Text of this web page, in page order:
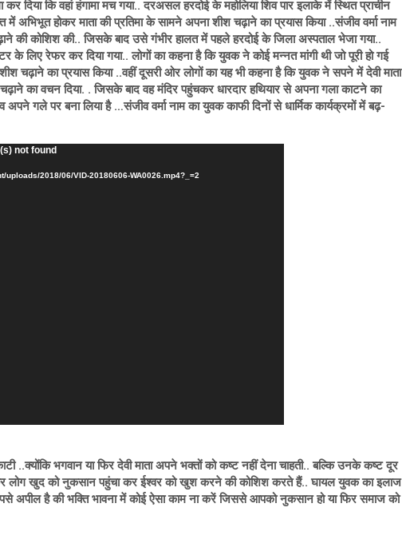
दिया कि वहां हंगामा मच गया.. दरअसल हरदोई के महोलिया शिव पार इलाके में स्थित प्राचीन
अभिभूत होकर माता की प्रतिमा के सामने अपना शीश चढ़ाने का प्रयास किया ..संजीव वर्मा नाम
की कोशिश की.. जिसके बाद उसे गंभीर हालत में पहले हरदोई के जिला अस्पताल भेजा गया..
लिए रेफर कर दिया गया.. लोगों का कहना है कि युवक ने कोई मन्नत मांगी थी जो पूरी हो गई
का प्रयास किया ..वहीं दूसरी ओर लोगों का यह भी कहना है कि युवक ने सपने में देवी माता
का वचन दिया. . जिसके बाद वह मंदिर पहुंचकर धारदार हथियार से अपना गला काटने का
गले पर बना लिया है …संजीव वर्मा नाम का युवक काफी दिनों से धार्मिक कार्यक्रमों में बढ़-
not found
2018/06/VID-20180606-WA0026.mp4?_=2
..क्योंकि भगवान या फिर देवी माता अपने भक्तों को कष्ट नहीं देना चाहती.. बल्कि उनके कष्ट दूर
लोग खुद को नुकसान पहुंचा कर ईश्वर को खुश करने की कोशिश करते हैं.. घायल युवक का इलाज
अपील है की भक्ति भावना में कोई ऐसा काम ना करें जिससे आपको नुकसान हो या फिर समाज को